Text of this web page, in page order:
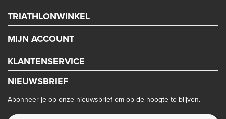
TRIATHLONWINKEL
MIJN ACCOUNT
KLANTENSERVICE
NIEUWSBRIEF
Abonneer je op onze nieuwsbrief om op de hoogte te blijven.